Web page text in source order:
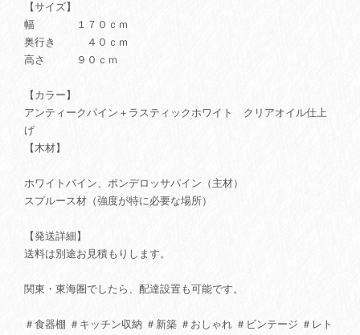
【サイズ】
幅 １７０ｃｍ
奥行き ４０ｃｍ
高さ ９０ｃｍ
【カラー】
アンティークパイン＋ラスティックホワイト クリアオイル仕上
げ
【木材】
ホワイトパイン、ポンデロッサパイン（主材）
スプルース材（強度が特に必要な場所）
【発送詳細】
送料は別途お見積もりします。
関東・東海圏でしたら、配達設置も可能です。
＃食器棚 ＃キッチン収納 ＃新築 ＃おしゃれ ＃ビンテージ ＃レト